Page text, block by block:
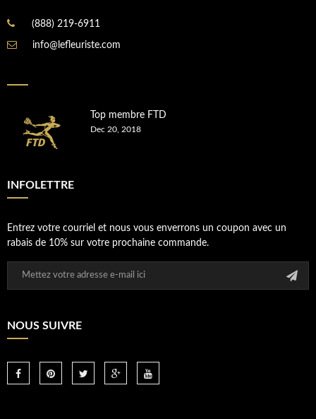
(888) 219-6911
info@lefleuriste.com
Top membre FTD
Dec 20, 2018
INFOLETTRE
Entrez votre courriel et nous vous enverrons un coupon avec un
rabais de 10% sur votre prochaine commande.
NOUS SUIVRE